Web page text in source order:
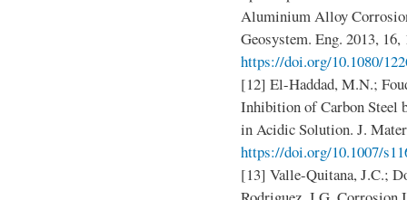
Aluminium Alloy
Geosystem. Eng. 2013, 16,
https://doi.org/10.1080/
[12] El-Haddad, M.N.;
Inhibition of Carbon Steel
in Acidic Solution. J.
https://doi.org/10.1007/
[13] Valle-Quitana, J.C.;